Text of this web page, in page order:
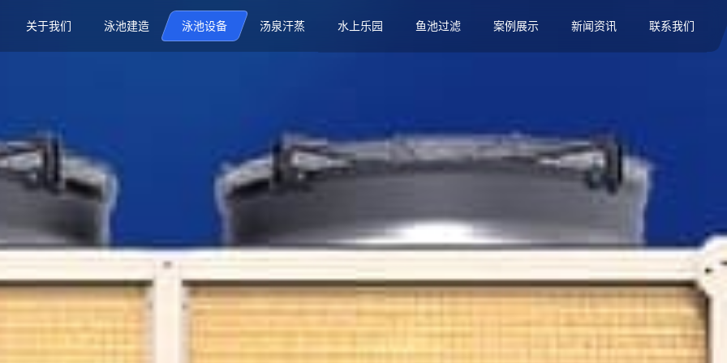
关于我们 泳池建造 泳池设备 汤泉汗蒸 水上乐园 鱼池过滤 案例展示 新闻资讯 联系我们